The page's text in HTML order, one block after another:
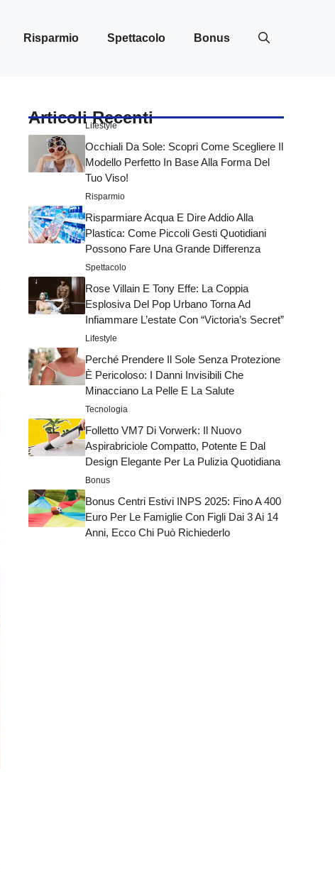
Risparmio Spettacolo Bonus
Articoli Recenti
Lifestyle
Occhiali Da Sole: Scopri Come Scegliere Il
Modello Perfetto In Base Alla Forma Del
Tuo Viso!
Risparmio
Risparmiare Acqua E Dire Addio Alla
Plastica: Come Piccoli Gesti Quotidiani
Possono Fare Una Grande Differenza
Spettacolo
Rose Villain E Tony Effe: La Coppia
Esplosiva Del Pop Urbano Torna Ad
Infiammare L’estate Con “Victoria’s Secret”
Lifestyle
Perché Prendere Il Sole Senza Protezione
È Pericoloso: I Danni Invisibili Che
Minacciano La Pelle E La Salute
Tecnologia
Folletto VM7 Di Vorwerk: Il Nuovo
Aspirabriciole Compatto, Potente E Dal
Design Elegante Per La Pulizia Quotidiana
Bonus
Bonus Centri Estivi INPS 2025: Fino A 400
Euro Per Le Famiglie Con Figli Dai 3 Ai 14
Anni, Ecco Chi Può Richiederlo